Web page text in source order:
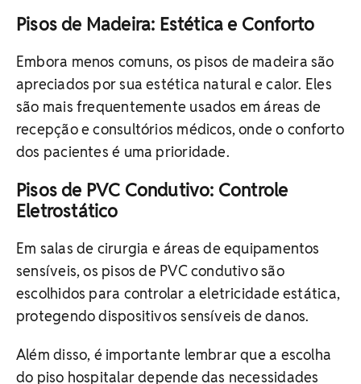
Pisos de Madeira: Estética e Conforto
Embora menos comuns, os pisos de madeira são
apreciados por sua estética natural e calor. Eles
são mais frequentemente usados em áreas de
recepção e consultórios médicos, onde o conforto
dos pacientes é uma prioridade.
Pisos de PVC Condutivo: Controle
Eletrostático
Em salas de cirurgia e áreas de equipamentos
sensíveis, os pisos de PVC condutivo são
escolhidos para controlar a eletricidade estática,
protegendo dispositivos sensíveis de danos.
Além disso, é importante lembrar que a escolha
do piso hospitalar depende das necessidades